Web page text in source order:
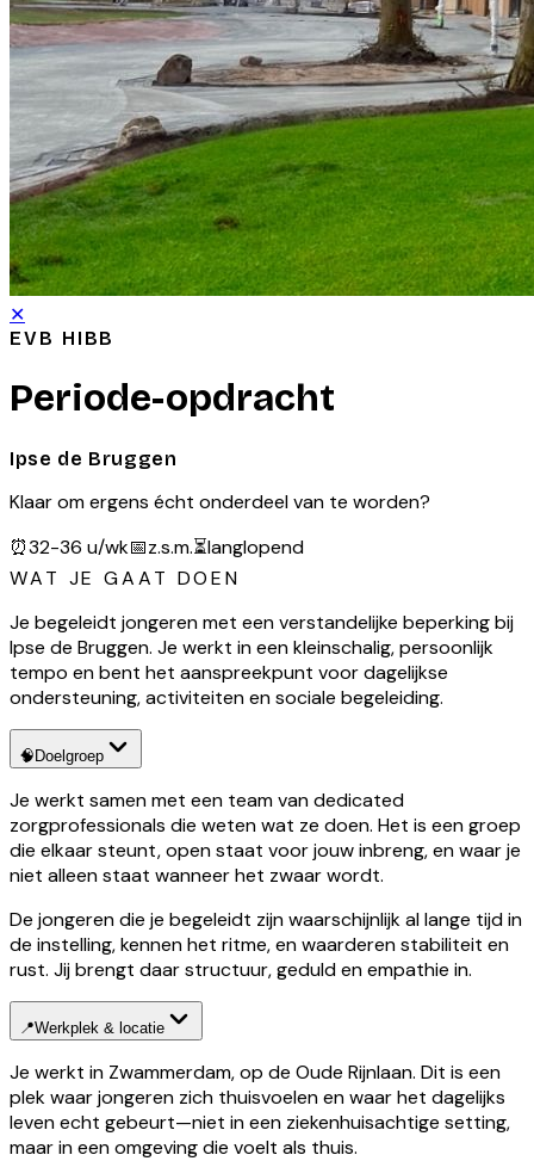
✕
EVB HIBB
Periode-opdracht
Ipse de Bruggen
Klaar om ergens écht onderdeel van te worden?
⏰32-36 u/wk📅z.s.m.⏳langlopend
WAT JE GAAT DOEN
Je begeleidt jongeren met een verstandelijke beperking bij
Ipse de Bruggen. Je werkt in een kleinschalig, persoonlijk
tempo en bent het aanspreekpunt voor dagelijkse
ondersteuning, activiteiten en sociale begeleiding.
🧠 Doelgroep
Je werkt samen met een team van dedicated
zorgprofessionals die weten wat ze doen. Het is een groep
die elkaar steunt, open staat voor jouw inbreng, en waar je
niet alleen staat wanneer het zwaar wordt.
De jongeren die je begeleidt zijn waarschijnlijk al lange tijd in
de instelling, kennen het ritme, en waarderen stabiliteit en
rust. Jij brengt daar structuur, geduld en empathie in.
📍Werkplek & locatie
Je werkt in Zwammerdam, op de Oude Rijnlaan. Dit is een
plek waar jongeren zich thuisvoelen en waar het dagelijks
leven echt gebeurt—niet in een ziekenhuisachtige setting,
maar in een omgeving die voelt als thuis.